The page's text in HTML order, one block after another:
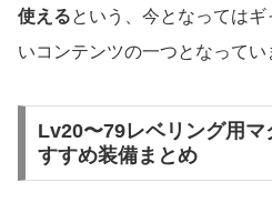
使えるという、今となっては
いコンテンツの一つとなってい
Lv20〜79レベリング用
すすめ装備まとめ